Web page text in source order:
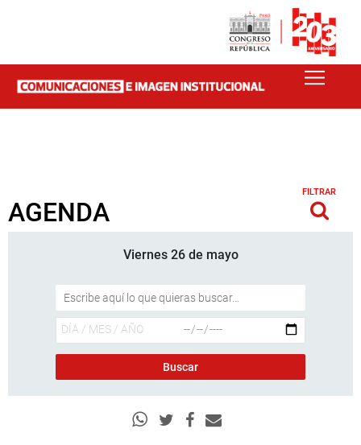
AGENDA
FILTRAR
Viernes 26 de mayo